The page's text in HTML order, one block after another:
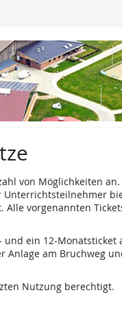
von Möglichkeiten an.
vorgenannten
ein 12-
am Bruchweg
Nutzung berechtigt.